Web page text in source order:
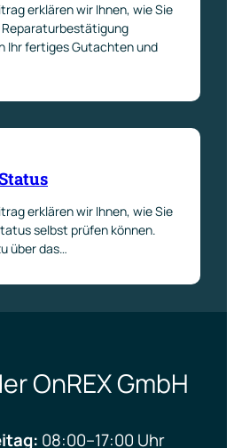
erklären wir Ihnen, wie Sie
Reparaturbestätigung
Ihr fertiges Gutachten und
erklären wir Ihnen, wie Sie
selbst prüfen können.
über das…
OnREX GmbH
08:00–17:00 Uhr